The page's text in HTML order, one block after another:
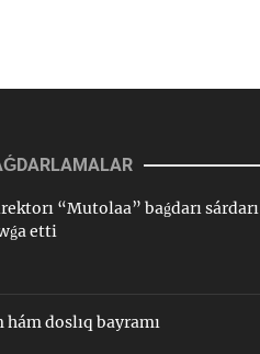
“Mutolaa” baǵdarı sárdarı
etti
doslıq bayramı